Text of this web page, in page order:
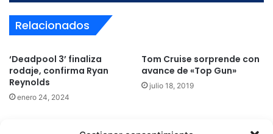
Relacionados
‘Deadpool 3’ finaliza
rodaje, confirma Ryan
Reynolds
enero 24, 2024
Tom Cruise sorprende con
avance de «Top Gun»
julio 18, 2019